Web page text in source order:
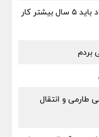
شرط جدید بازنشستگی اجرایی شد؛ این افراد باید ۵ سال بیشتر کار
بردم
طارمی و انتقال